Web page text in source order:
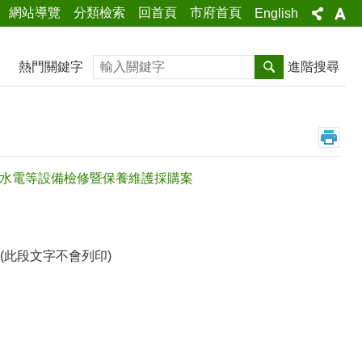
網站導覽 分類檢索 回首頁 市府首頁 English
熱門關鍵字 搜尋 進階搜尋
電等設備檢修暨保養維護採購案
段文字不會列印)